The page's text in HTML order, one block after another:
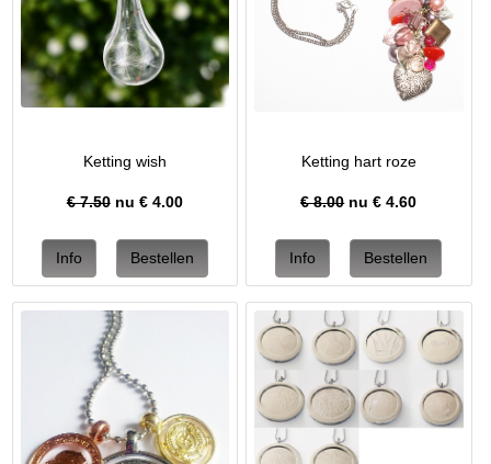
Ketting wish
€ 7.50nu € 4.00
Ketting hart roze
€ 8.00nu €4.60